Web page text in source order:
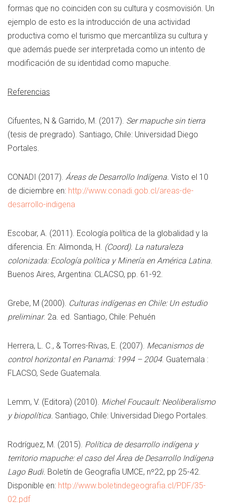
formas que no coinciden con su cultura y cosmovisión. Un
ejemplo de esto es la introducción de una actividad
productiva como el turismo que mercantiliza su cultura y
que además puede ser interpretada como un intento de
modificación de su identidad como mapuche.
Referencias
Cifuentes, N & Garrido, M. (2017). Ser mapuche sin tierra
(tesis de pregrado). Santiago, Chile: Universidad Diego
Portales.
CONADI (2017). Áreas de Desarrollo Indígena. Visto el 10
de diciembre en: http://www.conadi.gob.cl/areas-de-
desarrollo-indigena
Escobar, A. (2011). Ecología política de la globalidad y la
diferencia. En: Alimonda, H. (Coord). La naturaleza
colonizada: Ecología política y Minería en América Latina.
Buenos Aires, Argentina: CLACSO, pp. 61-92.
Grebe, M (2000). Culturas indígenas en Chile: Un estudio
preliminar. 2a. ed. Santiago, Chile: Pehuén
Herrera, L. C., & Torres-Rivas, E. (2007). Mecanismos de
control horizontal en Panamá: 1994 – 2004. Guatemala :
FLACSO, Sede Guatemala.
Lemm, V. (Editora) (2010). Michel Foucault: Neoliberalismo
y biopolítica. Santiago, Chile: Universidad Diego Portales.
Rodríguez, M. (2015). Política de desarrollo indígena y
territorio mapuche: el caso del Área de Desarrollo Indígena
Lago Budi. Boletín de Geografía UMCE, nº22, pp 25-42.
Disponible en: http://www.boletindegeografia.cl/PDF/35-
02.pdf